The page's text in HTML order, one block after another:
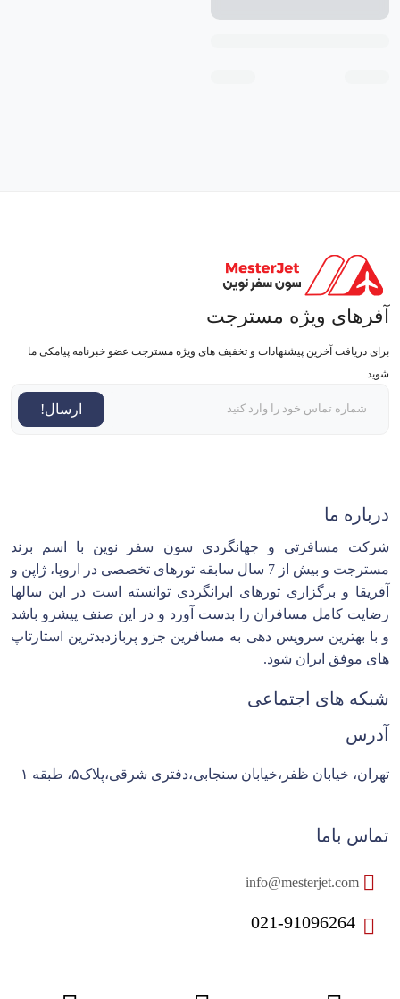
آفرهای ویژه مسترجت
برای دریافت آخرین پیشنهادات و تخفیف های ویژه مسترجت عضو خبرنامه پیامکی ما
شوید.
ارسال!
درباره ما
شرکت مسافرتی و جهانگردی سون سفر نوین با اسم برند
مسترجت و بیش از 7 سال سابقه تورهای تخصصی در اروپا، ژاپن و
آفریقا و برگزاری تورهای ایرانگردی توانسته است در این سالها
رضایت کامل مسافران را بدست آورد و در این صنف پیشرو باشد
و با بهترین سرویس دهی به مسافرین جزو پربازدیدترین استارتاپ
های موفق ایران شود.
شبکه های اجتماعی
آدرس
تهران، خیابان ظفر،خیابان سنجابی،دفتری شرقی،پلاک۵، طبقه ۱
تماس باما
021-91096264